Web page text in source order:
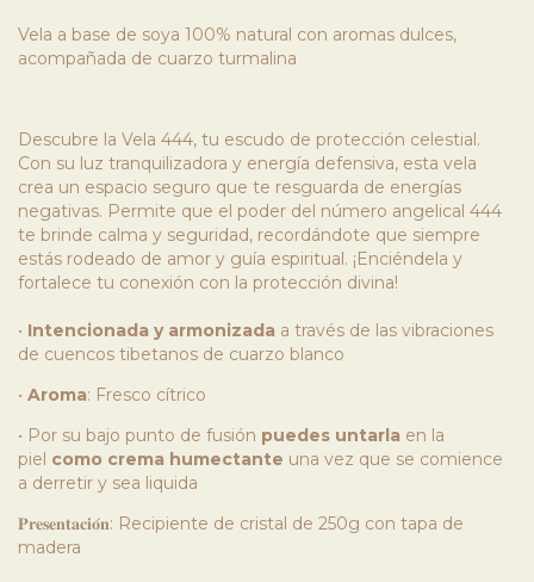
Vela a base de soya 100% natural con aromas dulces,
acompañada de cuarzo turmalina
Descubre la Vela 444, tu escudo de protección celestial.
Con su luz tranquilizadora y energía defensiva, esta vela
crea un espacio seguro que te resguarda de energías
negativas. Permite que el poder del número angelical 444
te brinde calma y seguridad, recordándote que siempre
estás rodeado de amor y guía espiritual. ¡Enciéndela y
fortalece tu conexión con la protección divina!
• Intencionada y armonizada a través de las vibraciones
de cuencos tibetanos de cuarzo blanco
• Aroma: Fresco cítrico
• Por su bajo punto de fusión puedes untarla en la
piel como crema humectante una vez que se comience
a derretir y sea liquida
𝐏𝐫𝐞𝐬𝐞𝐧𝐭𝐚𝐜𝐢𝐨́𝐧: Recipiente de cristal de 250g con tapa de
madera